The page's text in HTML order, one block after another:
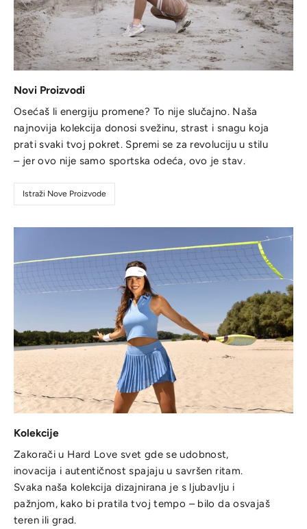
Novi Proizvodi
Osećaš li energiju promene? To nije slučajno. Naša
najnovija kolekcija donosi svežinu, strast i snagu koja
prati svaki tvoj pokret. Spremi se za revoluciju u stilu
– jer ovo nije samo sportska odeća, ovo je stav.
Istraži Nove Proizvode
Kolekcije
Zakorači u Hard Love svet gde se udobnost,
inovacija i autentičnost spajaju u savršen ritam.
Svaka naša kolekcija dizajnirana je s ljubavlju i
pažnjom, kako bi pratila tvoj tempo – bilo da osvajaš
teren ili grad.